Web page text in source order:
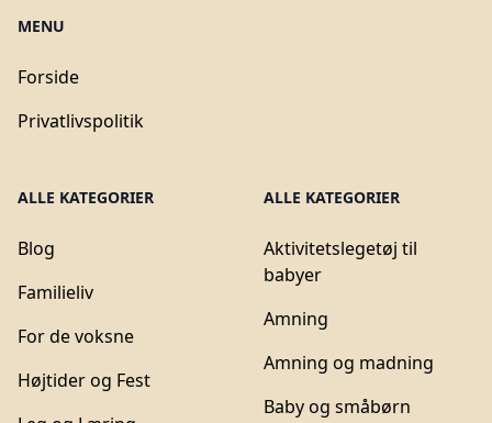
MENU
Forside
Privatlivspolitik
ALLE KATEGORIER
Blog
Familieliv
For de voksne
Højtider og Fest
ALLE KATEGORIER
Aktivitetslegetøj til
babyer
Amning
Amning og madning
Baby og småbørn